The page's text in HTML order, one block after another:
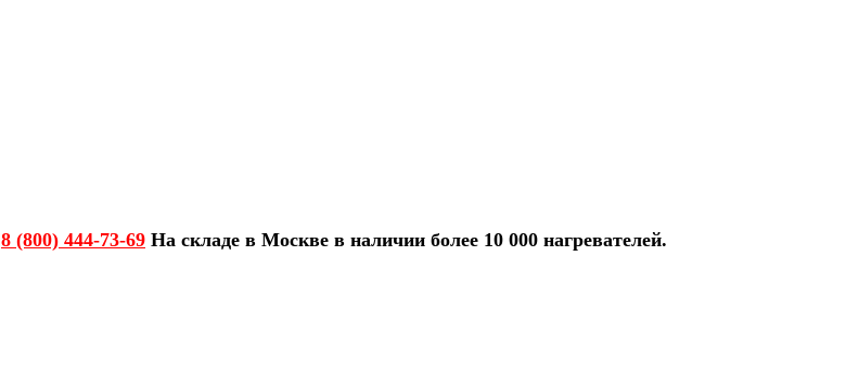
8 (800) 444-73-69 На складе в Москве в наличии более 10 000 нагревателей.